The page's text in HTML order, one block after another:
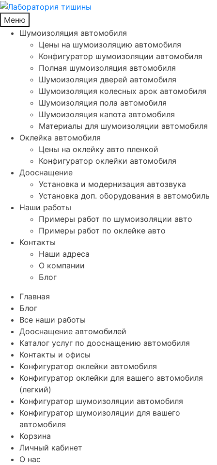
Меню
Шумоизоляция автомобиля
Цены на шумоизоляцию автомобиля
Конфигуратор шумоизоляции автомобиля
Полная шумоизоляция автомобиля
Шумоизоляция дверей автомобиля
Шумоизоляция колесных арок автомобиля
Шумоизоляция пола автомобиля
Шумоизоляция капота автомобиля
Материалы для шумоизоляции автомобиля
Оклейка автомобиля
Цены на оклейку авто пленкой
Конфигуратор оклейки автомобиля
Дооснащение
Установка и модернизация автозвука
Установка доп. оборудования в автомобиль
Наши работы
Примеры работ по шумоизоляции авто
Примеры работ по оклейке авто
Контакты
Наши адреса
О компании
Блог
Главная
Блог
Все наши работы
Дооснащение автомобилей
Каталог услуг по дооснащению автомобиля
Контакты и офисы
Конфигуратор оклейки автомобиля
Конфигуратор оклейки для вашего автомобиля
(легкий)
Конфигуратор шумоизоляции автомобиля
Конфигуратор шумоизоляции для вашего
автомобиля
Корзина
Личный кабинет
О нас